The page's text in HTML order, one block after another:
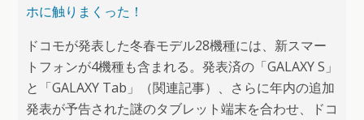
ホに触りまくった！
ドコモが発表した冬春モデル28機種には、新スマー
トフォンが4機種も含まれる。発表済の「GALAXY S」
と「GALAXY Tab」（関連記事）、さらに年内の追加
発表が予告された謎のタブレット端末を合わせ、ドコ